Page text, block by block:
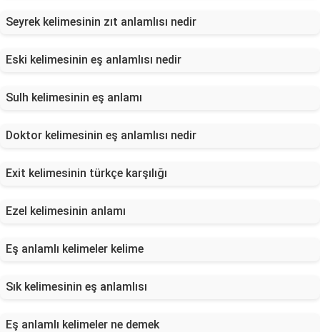
Seyrek kelimesinin zıt anlamlısı nedir
Eski kelimesinin eş anlamlısı nedir
Sulh kelimesinin eş anlamı
Doktor kelimesinin eş anlamlısı nedir
Exit kelimesinin türkçe karşılığı
Ezel kelimesinin anlamı
Eş anlamlı kelimeler kelime
Sık kelimesinin eş anlamlısı
Eş anlamlı kelimeler ne demek